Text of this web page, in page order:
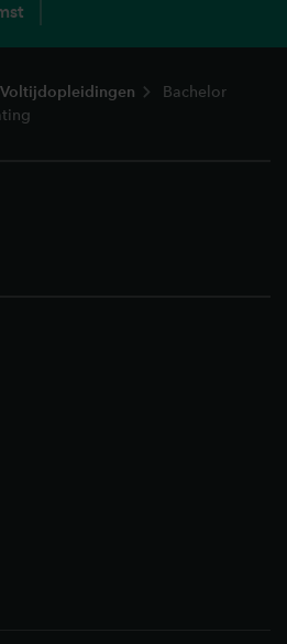
Voltijdopleidingen
Bachelor